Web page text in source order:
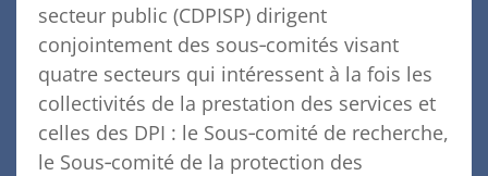
secteur public (CDPISP) dirigent
conjointement des sous‑comités visant
quatre secteurs qui intéressent à la fois les
collectivités de la prestation des services et
celles des DPI : le Sous‑comité de recherche,
le Sous‑comité de la protection des